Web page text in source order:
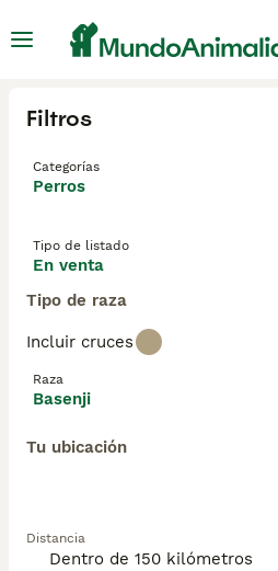
Filtros
Categorías
Perros
Tipo de listado
En venta
Tipo de raza
Incluir cruces
Raza
Basenji
Tu ubicación
Distancia